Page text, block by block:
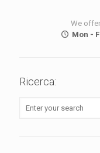
We
Mon -
Ricerca: